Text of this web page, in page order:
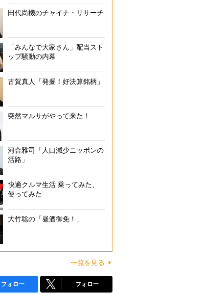
番付発表の日程なども書き込まれており、ファンの需要が高い公
田代尚機のチャイナ・リサーチ
「みんなで大家さん」配当スト
ップ騒動の内幕
古賀真人「発掘！好決算銘柄」
突然マルサがやって来た！
河合雅司「人口減少ニッポンの
活路」
快適クルマ生活 乗ってみた、
使ってみた
大竹聡の「昼酒御免！」
一覧を見る
フォロー フォロー